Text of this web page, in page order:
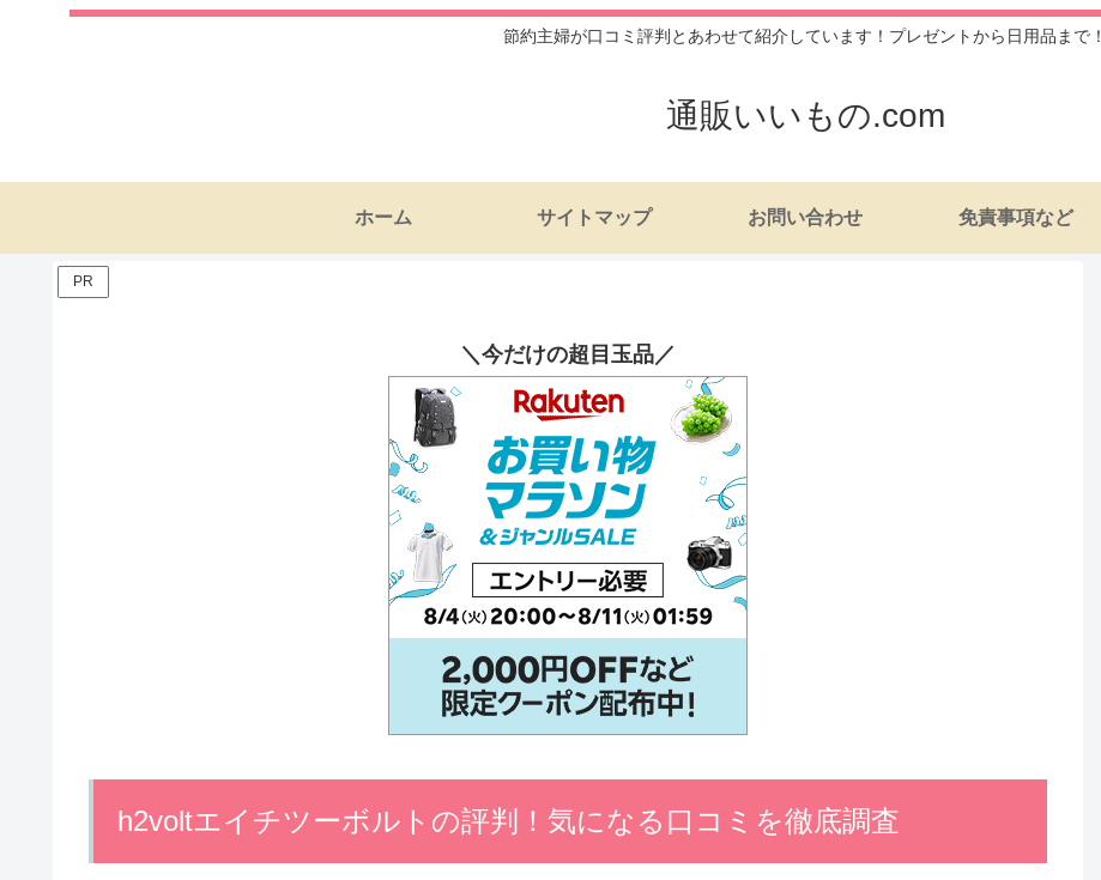
節約主婦が口コミ評判とあわせて紹介しています！プレゼントから日用品まで！
通販いいもの.com
ホーム サイトマップ お問い合わせ 免責事項など
PR
＼今だけの超目玉品／
h2voltエイチツーボルトの評判！気になる口コミを徹底調査